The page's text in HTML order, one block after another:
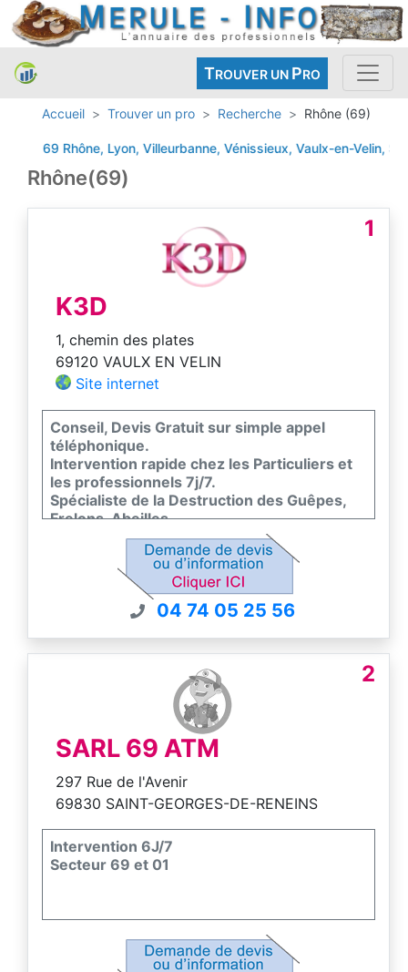
TROUVER UN PRO
Accueil Trouver un pro Recherche Rhône (69)
69 Rhône, Lyon, Villeurbanne, Vénissieux, Vaulx-en-Velin,
Rhône(69)
1
K3D
1, chemin des plates
69120 VAULX EN VELIN
Site internet
Conseil, Devis Gratuit sur simple appel
téléphonique.
Intervention rapide chez les Particuliers et
les professionnels 7j/7.
Spécialiste de la Destruction des Guêpes,
Frelons, Abeilles.
Toutes hauteurs - Traitement avec garantie
Agrément Ministériel et RC professionnelle
04 74 05 25 56
2
SARL 69 ATM
297 Rue de l'Avenir
69830 SAINT-GEORGES-DE-RENEINS
Intervention 6J/7
Secteur 69 et 01